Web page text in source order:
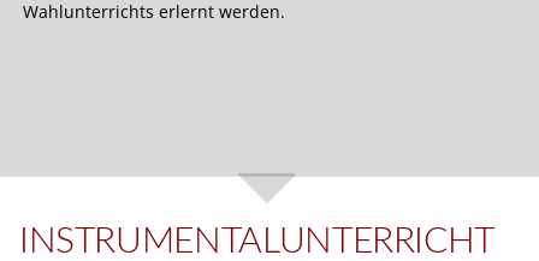
Wahlunterrichts erlernt werden.
INSTRUMENTALUNTERRICHT